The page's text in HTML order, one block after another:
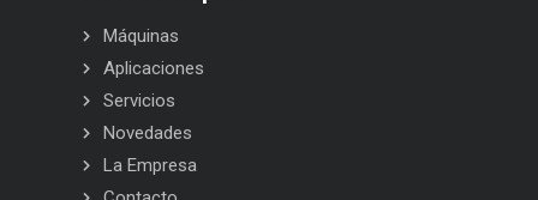
Máquinas
Aplicaciones
Servicios
Novedades
La Empresa